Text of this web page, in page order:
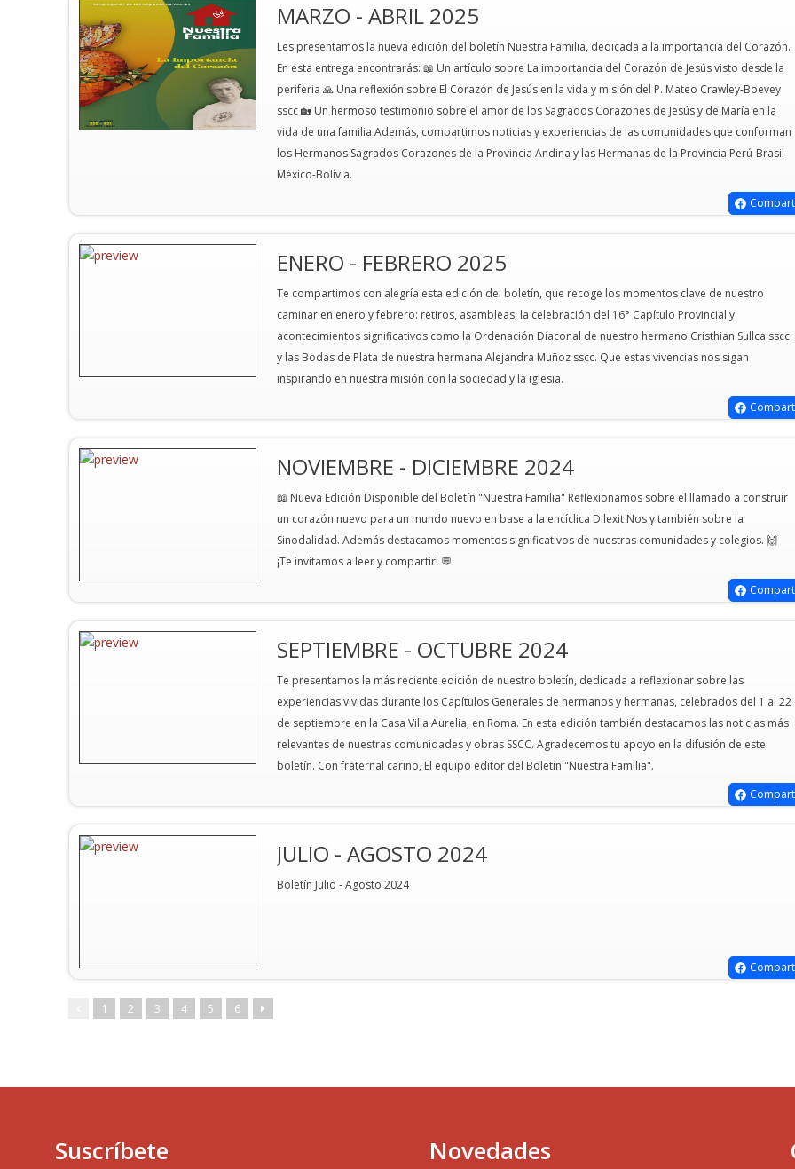
MARZO - ABRIL 2025
Les presentamos la nueva edición del boletín Nuestra Familia, dedicada a la importancia del Corazón.
En esta entrega encontrarás: 📖 Un artículo sobre La importancia del Corazón de Jesús visto desde la
periferia 🙏 Una reflexión sobre El Corazón de Jesús en la vida y misión del P. Mateo Crawley-Boevey
sscc 🏡 Un hermoso testimonio sobre el amor de los Sagrados Corazones de Jesús y de María en la
vida de una familia Además, compartimos noticias y experiencias de las comunidades que conforman
los Hermanos Sagrados Corazones de la Provincia Andina y las Hermanas de la Provincia Perú-Brasil-
México-Bolivia.
ENERO - FEBRERO 2025
Te compartimos con alegría esta edición del boletín, que recoge los momentos clave de nuestro
caminar en enero y febrero: retiros, asambleas, la celebración del 16° Capítulo Provincial y
acontecimientos significativos como la Ordenación Diaconal de nuestro hermano Cristhian Sullca sscc
y las Bodas de Plata de nuestra hermana Alejandra Muñoz sscc. Que estas vivencias nos sigan
inspirando en nuestra misión con la sociedad y la iglesia.
NOVIEMBRE - DICIEMBRE 2024
📖 Nueva Edición Disponible del Boletín "Nuestra Familia" Reflexionamos sobre el llamado a construir
un corazón nuevo para un mundo nuevo en base a la encíclica Dilexit Nos y también sobre la
Sinodalidad. Además destacamos momentos significativos de nuestras comunidades y colegios. 🙌
¡Te invitamos a leer y compartir! 💬
SEPTIEMBRE - OCTUBRE 2024
Te presentamos la más reciente edición de nuestro boletín, dedicada a reflexionar sobre las
experiencias vividas durante los Capítulos Generales de hermanos y hermanas, celebrados del 1 al 22
de septiembre en la Casa Villa Aurelia, en Roma. En esta edición también destacamos las noticias más
relevantes de nuestras comunidades y obras SSCC. Agradecemos tu apoyo en la difusión de este
boletín. Con fraternal cariño, El equipo editor del Boletín "Nuestra Familia".
JULIO - AGOSTO 2024
Boletín Julio - Agosto 2024
1 2 3 4 5 6
ceremonia se realizará el sábado 1
parroquia de los Sagrados
Corazones Recoleta.
Leer más
Motupe de la
Señora de la Paz".
Leer más
Suscríbete Novedades